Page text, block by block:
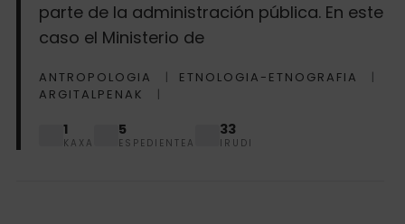
parte de la administración pública. En este
caso el Ministerio de
ANTROPOLOGIA
ETNOLOGIA-ETNOGRAFIA
ARGITALPENAK
1
KAXA
5
ESPEDIENTEA
33
IRUDI